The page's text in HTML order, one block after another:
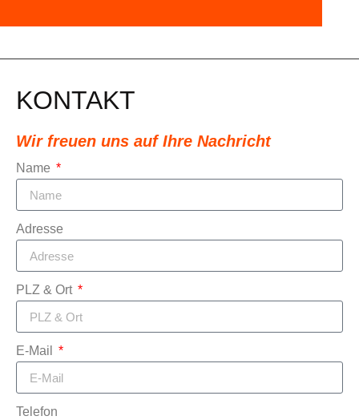
KONTAKT
Wir freuen uns auf Ihre Nachricht
Name
Adresse
PLZ & Ort
E-Mail
Telefon